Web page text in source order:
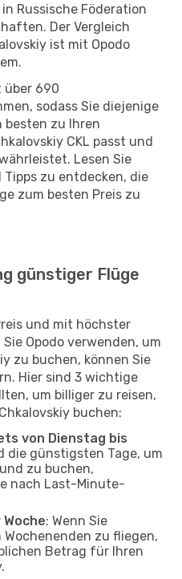
Russische Föderation
Der Vergleich
ist mit Opodo
über 690
sodass Sie diejenige
besten zu Ihren
CKL passt und
Lesen Sie
zu entdecken, die
zum besten Preis zu
günstiger Flüge
und mit höchster
Opodo verwenden, um
zu buchen, können Sie
Hier sind 3 wichtige
um billiger zu reisen,
buchen:
von Dienstag bis
die günstigsten Tage, um
zu buchen,
nach Last-Minute-
: Wenn Sie
zu fliegen,
Betrag für Ihren